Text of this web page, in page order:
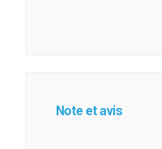
Note et avis